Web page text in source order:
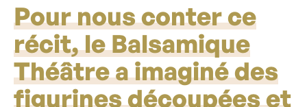
Pour nous conter ce
récit, le Balsamique
Théâtre a imaginé des
figurines découpées et